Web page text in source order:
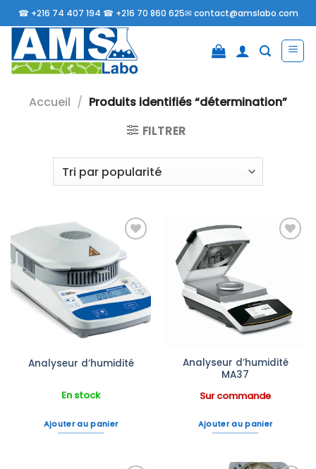
Passer
au
contenu
☎ +216 74 407 194 ☎ +216 70 860 625✉contact@amslabo.com
Accueil / Produits identifiés “détermination”
FILTRER
Ajouter
à la liste
d’envies
Analyseur d’humidité
En stock
Ajouter au panier
à la liste
d’envies
Analyseur d’humidité
MA37
Sur commande
Ajouter au panier